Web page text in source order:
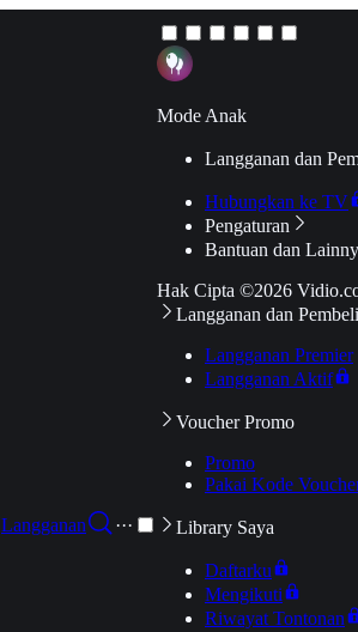
Langganan
···
Mode Anak
Langganan dan
Hubungkan ke TV
Pengaturan
Bantuan dan
Hak Cipta ©2026
Langganan dan
Langganan Premier
Langganan Aktif
Voucher Promo
Promo
Pakai Kode
Library Saya
Daftarku
Mengikuti
Riwayat Tontonan